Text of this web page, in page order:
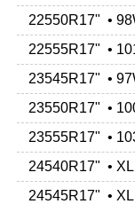
22550R17" •
22555R17" •
23545R17" •
23550R17" •
23555R17" •
24540R17" •
24545R17" •